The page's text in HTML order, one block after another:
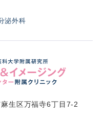
泌外科
生区万福寺6丁目7-2